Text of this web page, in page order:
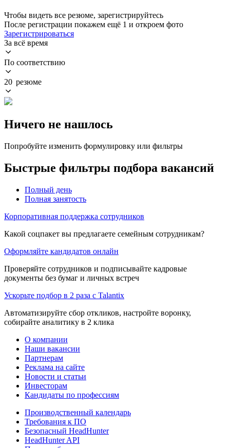
Чтобы видеть все резюме, зарегистрируйтесь
После регистрации покажем ещё 1 и откроем фото
Зарегистрироваться
За всё время
По соответствию
20 резюме
Ничего не нашлось
Попробуйте изменить формулировку или фильтры
Быстрые фильтры подбора вакансий
Полный день
Полная занятость
Корпоративная поддержка сотрудников
Какой соцпакет вы предлагаете семейным сотрудникам?
Оформляйте кандидатов онлайн
Проверяйте сотрудников и подписывайте кадровые
документы без бумаг и личных встреч
Ускорьте подбор в 2 раза с Talantix
Автоматизируйте сбор откликов, настройте воронку,
собирайте аналитику в 2 клика
О компании
Наши вакансии
Партнерам
Реклама на сайте
Новости и статьи
Инвесторам
Кандидаты по профессиям
Производственный календарь
Требования к ПО
Безопасный HeadHunter
HeadHunter API